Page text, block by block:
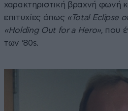
χαρακτηριστική βραχνή φωνή
επιτυχίες όπως «Total Eclipse
«Holding Out for a Hero», που
των ’80s.